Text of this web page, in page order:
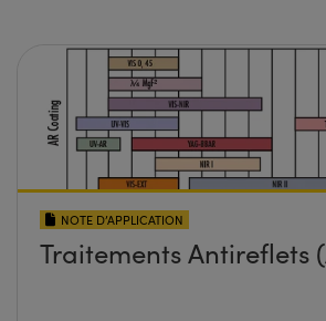
NOTE D’APPLICATION
Traitements Antireflets